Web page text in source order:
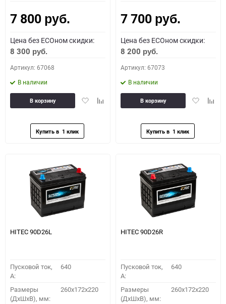
7 800 руб.
Цена без ECOном скидки:
8 300 руб.
Артикул: 67068
В наличии
ДобавитьДобавить
В корзину
7 700 руб.
Цена без ECOном скидки:
8 200 руб.
Артикул: 67073
В наличии
Добавить
В корзину
HITEC 90D26L
Пусковой ток,
A:
640
Размеры
(ДхШхВ), мм:
260x172x220
HITEC 90D26R
Пусковой ток,
A:
640
Размеры
(ДхШхВ), мм:
260x172x220